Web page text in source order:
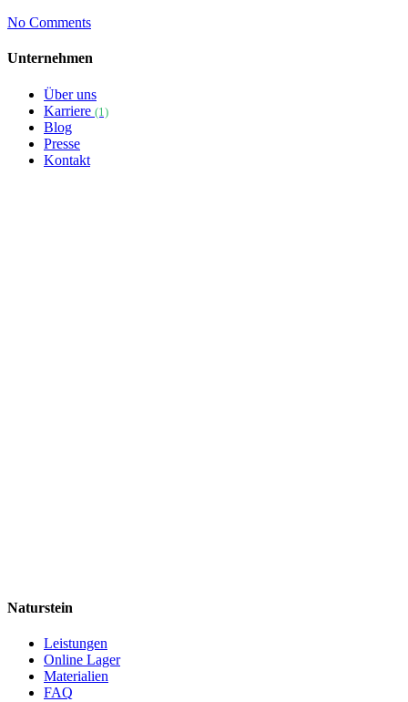
No Comments
Unternehmen
Über uns
Karriere (1)
Blog
Presse
Kontakt
Naturstein
Leistungen
Online Lager
Materialien
FAQ